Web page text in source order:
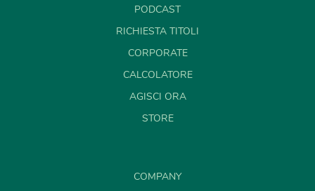
PODCAST
RICHIESTA TITOLI
CORPORATE
CALCOLATORE
AGISCI ORA
STORE
COMPANY